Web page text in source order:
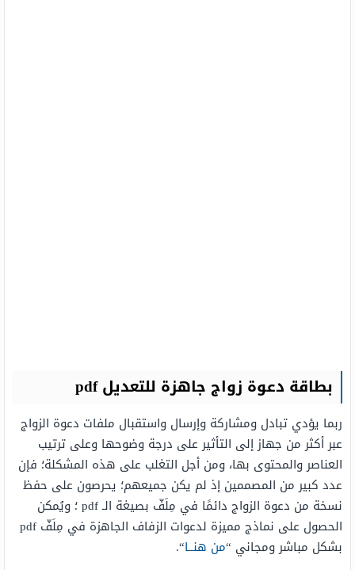
بطاقة دعوة زواج جاهزة للتعديل pdf
ربما يؤدي تبادل ومشاركة وإرسال واستقبال ملفات دعوة الزواج
عبر أكثر من جهاز إلى التأثير على درجة وضوحها وعلى ترتيب
العناصر والمحتوى بها، ومن أجل التغلب على هذه المشكلة؛ فإن
عدد كبير من المصممين إذ لم يكن جميعهم؛ يحرصون على حفظ
نسخة من دعوة الزواج دائمًا في مِلَفّ بصيغة الـ pdf ؛ ويُمكن
الحصول على نماذج مميزة لدعوات الزفاف الجاهزة في مِلَفّ pdf
بشكل مباشر ومجاني “من هنــا“.